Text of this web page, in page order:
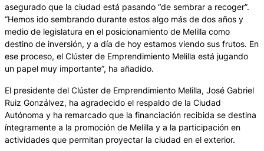
asegurado que la ciudad está pasando “de sembrar a recoger”.
“Hemos ido sembrando durante estos algo más de dos años y
medio de legislatura en el posicionamiento de Melilla como
destino de inversión, y a día de hoy estamos viendo sus frutos. En
ese proceso, el Clúster de Emprendimiento Melilla está jugando
un papel muy importante”, ha añadido.
El presidente del Clúster de Emprendimiento Melilla, José Gabriel
Ruiz Gonzálvez, ha agradecido el respaldo de la Ciudad
Autónoma y ha remarcado que la financiación recibida se destina
íntegramente a la promoción de Melilla y a la participación en
actividades que permitan proyectar la ciudad en el exterior.